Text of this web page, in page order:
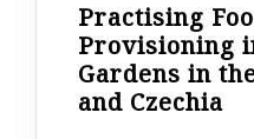
Practising
Provisioning
Gardens in
and Czechia